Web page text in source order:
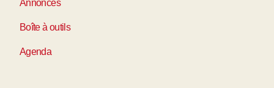
Annonces
Boîte à outils
Agenda